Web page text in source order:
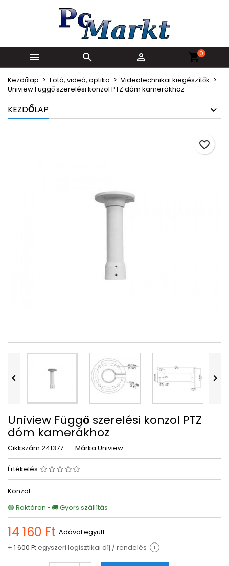
   shopping_cart0
Kezdőlap Fotó, videó, optika
Videotechnikai kiegészítők
Uniview Függő szerelési konzol PTZ dóm kamerákhoz
KEZDŐLAP
 
Uniview Függő szerelési konzol PTZ
dóm kamerákhoz
Cikkszám 241377 Márka Uniview
Értékelés
Konzol
🟢 Raktáron • 🚚 Gyors szállítás
14 160 Ft Adóval együtt
+ 1 600 Ftegyszeri logisztikai díj / rendelés i
favorite_border
Kívánságlistáim
add_circle_outline Új lista létrehozása
Kívánságlista létrehozása
Kívánságlista neve
Bejelentkezés
Be kell jelentkezned a termékek kívánságlistába
történő mentéséhez.
Mégsem Bejelentkezés